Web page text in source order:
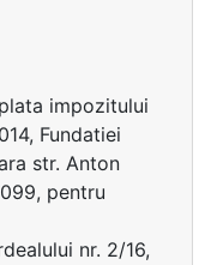
impozitului
Fundatiei
str. Anton
pentru
nr. 2/16,